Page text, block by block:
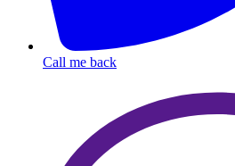
Call me back